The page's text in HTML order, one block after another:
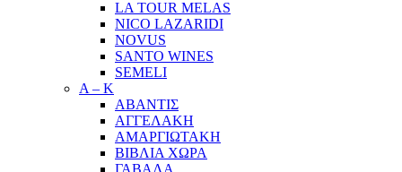
LA TOUR MELAS
NICO LAZARIDI
NOVUS
SANTO WINES
SEMELI
Α – Κ
ΑΒΑΝΤΙΣ
ΑΓΓΕΛΑΚΗ
ΑΜΑΡΓΙΩΤΑΚΗ
ΒΙΒΛΙΑ ΧΩΡΑ
ΓΑΒΑΛΑ